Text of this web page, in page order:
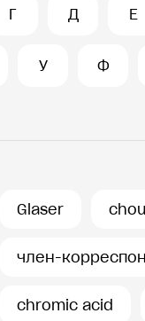
Г Д Е
У Ф
Glaser
член-
chromic acid